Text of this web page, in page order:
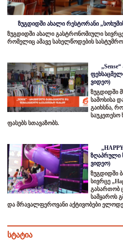
ზუგდიდში ახალი რესტორანი
ზუგდიდში ახალი გასტრონომიული სივრცე
რომელიც ამავე სახელწოდების
ვიდეო)
ზუგდიდში
სამოსისა
გაიხსნა,
საუკეთესო
ფასებს სთავაზობს.
ზღაპრული
ვიდეო)
ზუგდიდში
სივრცე
გასართობ
სამყაროს
და მრავალფეროვანი აქტივობები
სტატია